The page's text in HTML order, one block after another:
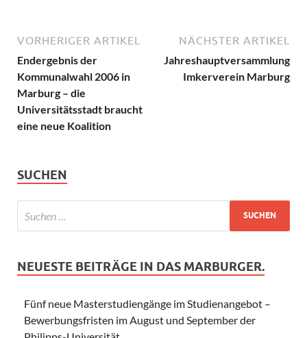
VORHERIGER ARTIKEL
Endergebnis der
Kommunalwahl 2006 in
Marburg – die
Universitätsstadt braucht
eine neue Koalition
NÄCHSTER ARTIKEL
Jahreshauptversammlung
Imkerverein Marburg
SUCHEN
NEUESTE BEITRÄGE IN DAS MARBURGER.
Fünf neue Masterstudiengänge im Studienangebot –
Bewerbungsfristen im August und September der